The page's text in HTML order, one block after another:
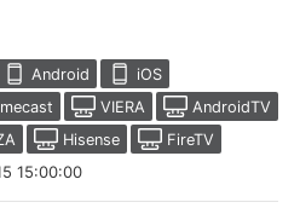
Android
iOS
VIERA
AndroidTV
Hisense
FireTV
15:00:00